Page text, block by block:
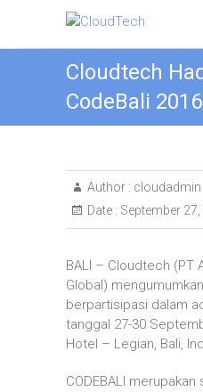
i
c
Cloudtech
CodeBali 2016
Author : cloudadmin
Date : September
BALI – Cloudtech (PT
Global)
berpartisipasi dalam
tanggal 27-30
Hotel – Legian, Bali,
CODEBALI merupakan